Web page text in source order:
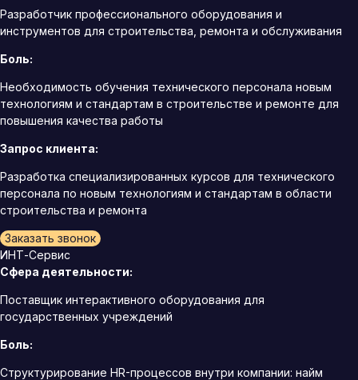
Разработчик профессионального оборудования и
инструментов для строительства, ремонта и обслуживания
Боль:
Необходимость обучения технического персонала новым
технологиям и стандартам в строительстве и ремонте для
повышения качества работы
Запрос клиента:
Разработка специализированных курсов для технического
персонала по новым технологиям и стандартам в области
строительства и ремонта
Заказать звонок
ИНТ-Сервис
Сфера деятельности:
Поставщик интерактивного оборудования для
государственных учреждений
Боль:
Структурирование HR-процессов внутри компании: найм